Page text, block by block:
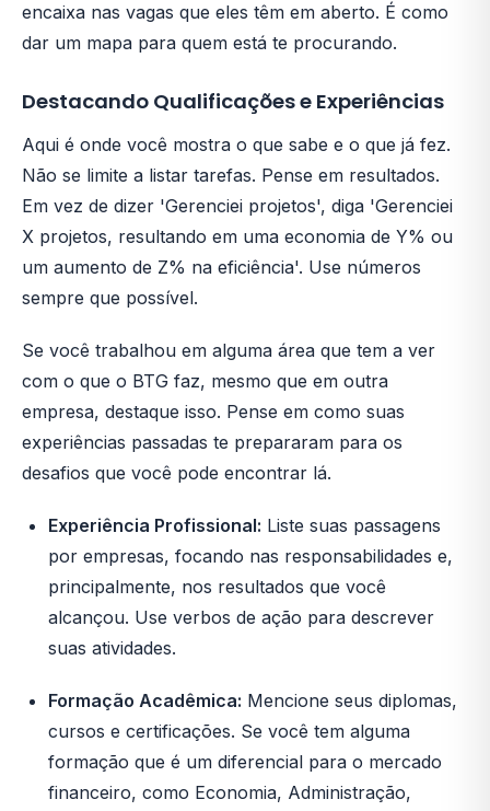
encaixa nas vagas que eles têm em aberto. É como
dar um mapa para quem está te procurando.
Destacando Qualificações e Experiências
Aqui é onde você mostra o que sabe e o que já fez.
Não se limite a listar tarefas. Pense em resultados.
Em vez de dizer 'Gerenciei projetos', diga 'Gerenciei
X projetos, resultando em uma economia de Y% ou
um aumento de Z% na eficiência'. Use números
sempre que possível.
Se você trabalhou em alguma área que tem a ver
com o que o BTG faz, mesmo que em outra
empresa, destaque isso. Pense em como suas
experiências passadas te prepararam para os
desafios que você pode encontrar lá.
Experiência Profissional: Liste suas passagens
por empresas, focando nas responsabilidades e,
principalmente, nos resultados que você
alcançou. Use verbos de ação para descrever
suas atividades.
Formação Acadêmica: Mencione seus diplomas,
cursos e certificações. Se você tem alguma
formação que é um diferencial para o mercado
financeiro, como Economia, Administração,